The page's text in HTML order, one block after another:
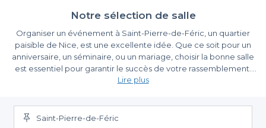
Notre sélection de salle
Organiser un événement à Saint-Pierre-de-Féric, un quartier
paisible de Nice, est une excellente idée. Que ce soit pour un
anniversaire, un séminaire, ou un mariage, choisir la bonne salle
est essentiel pour garantir le succès de votre rassemblement.
Grâce à son climat agréable et sa proximité avec la mer
saura séduire vos invités.
Simplifiez votre réservation avec Privateaser
Nous vous mettons à disposition une grande variété de salles à
Lire plus
Saint-Pierre-de-Féric